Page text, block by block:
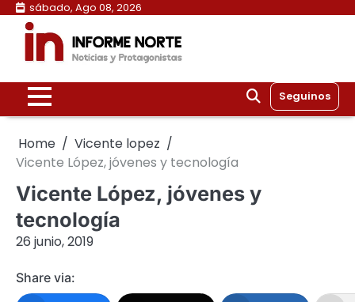
Skip
content
sábado, Ago 08, 2026
Seguinos
Home
Vicente lopez
Vicente López, jóvenes y tecnología
Vicente López, jóvenes y
tecnología
26 junio, 2019
Share via: